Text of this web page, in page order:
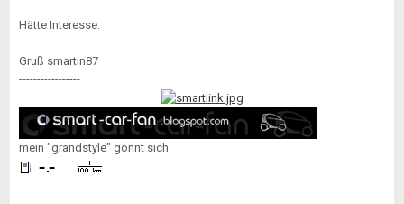
Hätte Interesse.
Gruß smartin87
-----------------
mein "grandstyle" gönnt sich